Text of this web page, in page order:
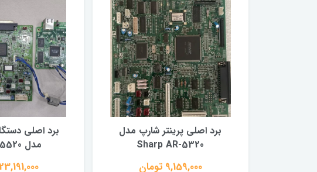
برد اصلی پرینتر شارپ مدل
Sharp AR-5320
9,159,000 تومان
برد اصلی
مدل Sharp 5520
23,191,000